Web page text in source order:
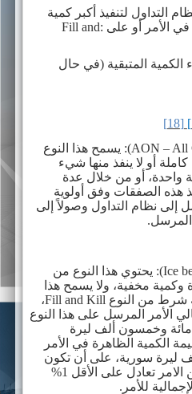
التداول لتنفيذ أكبر كمية
الأمر أو على :Fill and
الكمية المتبقية (في حال
[18]
AON – All): يسمح هذا النوع
كاملة أو لا ينفذ منها شيء
واحدة، أو من خلال عدة
هذه الصفقات وفق أولوية
إلى نظام التداول وصولاً إلى
المرسل.
Ice): يحتوي هذا النوع من
وكمية مخفية، ولا يسمح هذا
شرط من النوع Fill and Kill،
الأمر المرسل على هذا النوع
الأوامر ب/150,000/ مائة وخمسون ألف ليرة
الكمية الظاهرة في الأمر
ألف ليرة سورية، على أن تكون
نسبة الكمية الظاهرة من الامر تعادل على الأقل 1%
للأمر.